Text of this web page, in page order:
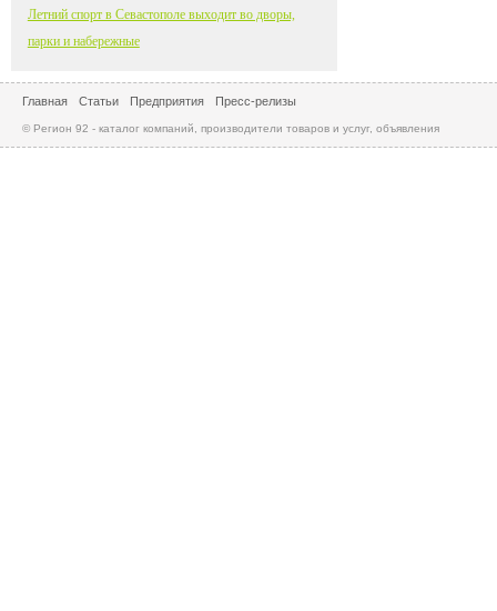
Летний спорт в Севастополе выходит во дворы,
парки и набережные
Главная Статьи Предприятия Пресс-релизы
© Регион 92 - каталог компаний, производители товаров и услуг, объявления